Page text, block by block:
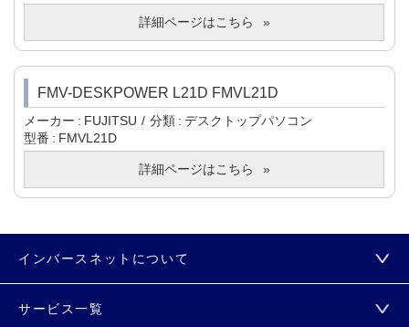
詳細ページはこちら
FMV-DESKPOWER L21D FMVL21D
メーカー FUJITSU 分類
デスクトップパソコン
型番
FMVL21D
詳細ページはこちら
インバースネットについて
サービス一覧